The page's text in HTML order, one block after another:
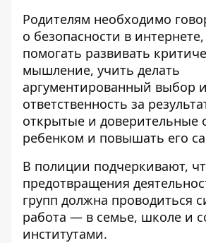
Родителям необходимо
о безопасности в
помогать развивать
мышление, учить делать
аргументированный выбор
ответственность за
открытые и доверительные
ребенком и повышать его
В полиции подчеркивают,
предотвращения
групп должна проводиться
работа — в семье, школе и
институтами.